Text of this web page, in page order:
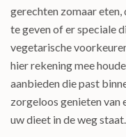
gerechten zomaar
te geven of er speciale
vegetarische
hier rekening mee
aanbieden die past
zorgeloos genieten van
uw dieet in de weg staat.